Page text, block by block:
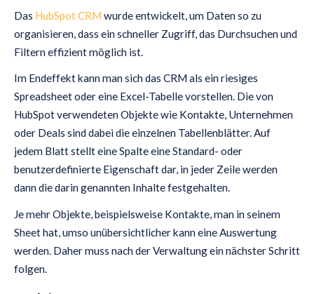
Das HubSpot CRM wurde entwickelt, um Daten so zu
organisieren, dass ein schneller Zugriff, das Durchsuchen und
Filtern effizient möglich ist.
Im Endeffekt kann man sich das CRM als ein riesiges
Spreadsheet oder eine Excel-Tabelle vorstellen. Die von
HubSpot verwendeten Objekte wie Kontakte, Unternehmen
oder Deals sind dabei die einzelnen Tabellenblätter. Auf
jedem Blatt stellt eine Spalte eine Standard- oder
benutzerdefinierte Eigenschaft dar, in jeder Zeile werden
dann die darin genannten Inhalte festgehalten.
Je mehr Objekte, beispielsweise Kontakte, man in seinem
Sheet hat, umso unübersichtlicher kann eine Auswertung
werden. Daher muss nach der Verwaltung ein nächster Schritt
folgen.